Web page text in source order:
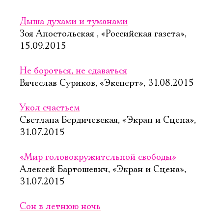
Дыша духами и туманами
Зоя Апостольская , «Российская газета»,
15.09.2015
Не бороться, не сдаваться
Вячеслав Суриков, «Эксперт», 31.08.2015
Укол счастьем
Светлана Бердичевская, «Экран и Сцена»,
31.07.2015
«Мир головокружительной свободы»
Алексей Бартошевич, «Экран и Сцена»,
31.07.2015
Сон в летнюю ночь